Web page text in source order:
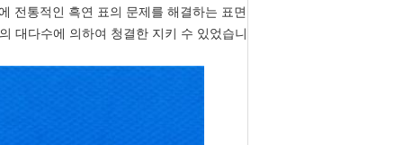
전통적인 흑연 표의 문제를 해결하는 표면
대다수에 의하여 청결한 지키 수 있었습니